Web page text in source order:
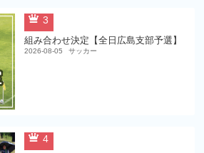
3
組み合わせ決定【全日広島支部予選】
2026-08-05 サッカー
4